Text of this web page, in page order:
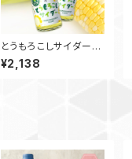
とうもろこしサイダー
240ml ビン / 6本入
¥2,138